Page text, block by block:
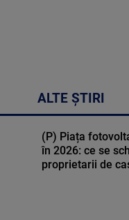
ALTE ȘTIRI
(P) Piața
în 2026: ce se
proprietarii de